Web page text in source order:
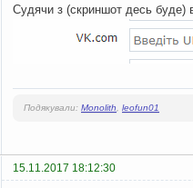
Судячи з (скриншот десь буде)
Подякували: Monolith leofun01
15.11.2017 18:12:30